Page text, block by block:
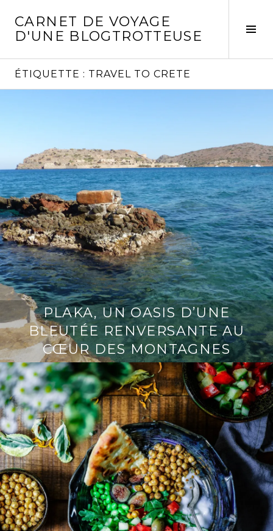
contenu
CARNET DE VOYAGE
D'UNE BLOGTROTTEUSE
ÉTIQUETTE : TRAVEL TO CRETE
PLAKA, UN OASIS D’UNE
BLEUTÉE RENVERSANTE AU
CŒUR DES MONTAGNES